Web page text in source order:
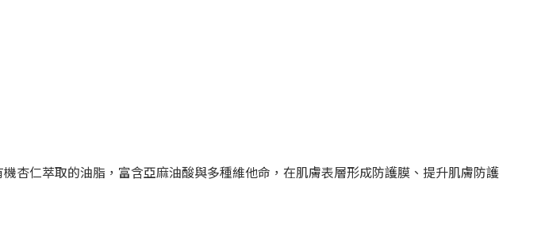
杏仁萃取的油脂，富含亞麻油酸與多種維他命，在肌膚表層形成防護膜、提升肌膚防護